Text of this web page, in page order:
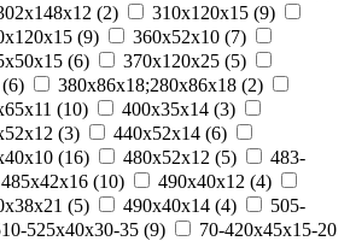
(2) 310x120x15 (9)
(9) 360х52х10 (7)
(6) 370х120х25 (5)
(6) 380х86х18;280х86х18 (2)
(10) 400х35х14 (3)
(3) 440х52х14 (6)
(16) 480х52х12 (5)
483-
485х42х16 (10) 490x40x12 (4)
(5) 490х40х14 (4)
505-
525x40x30-35 (9)
70-420x45x15-20